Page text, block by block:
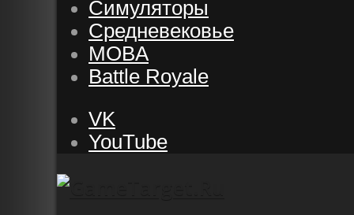
Симуляторы
Средневековье
MOBA
Battle Royale
VK
YouTube